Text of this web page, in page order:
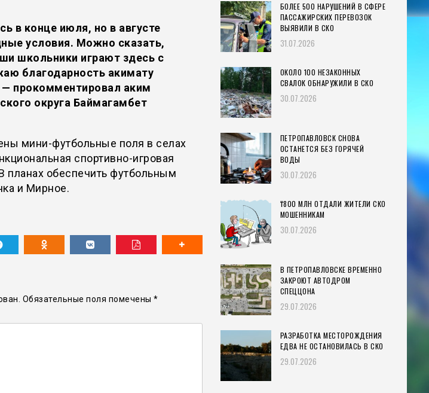
в конце июля, но в августе
условия. Можно сказать,
школьники играют здесь с
благодарность акимату
прокомментировал аким
округа Баймагамбет
мини-футбольные поля в селах
спортивно-игровая
планах обеспечить футбольным
и Мирное.
Обязательные поля помечены *
БОЛЕЕ 500 НАРУШЕНИЙ В СФЕРЕ
ПАССАЖИРСКИХ ПЕРЕВОЗОК
ВЫЯВИЛИ В СКО
31.07.2026
ОКОЛО 100 НЕЗАКОННЫХ
СВАЛОК ОБНАРУЖИЛИ В СКО
30.07.2026
ПЕТРОПАВЛОВСК СНОВА
ОСТАНЕТСЯ БЕЗ ГОРЯЧЕЙ
ВОДЫ
30.07.2026
₸800 МЛН ОТДАЛИ ЖИТЕЛИ СКО
МОШЕННИКАМ
30.07.2026
В ПЕТРОПАВЛОВСКЕ ВРЕМЕННО
ЗАКРОЮТ АВТОДРОМ
СПЕЦЦОНА
29.07.2026
РАЗРАБОТКА МЕСТОРОЖДЕНИЯ
ЕДВА НЕ ОСТАНОВИЛАСЬ В СКО
29.07.2026